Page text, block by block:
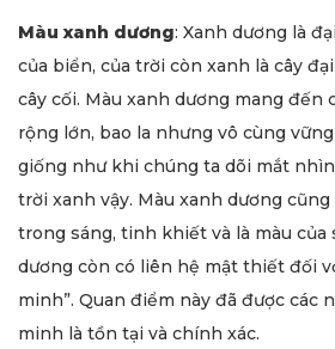
Màu xanh dương: Xanh dương là
của biển, của trời còn xanh là cây
cây cối. Màu xanh dương mang đến
rộng lớn, bao la nhưng vô cùng
giống như khi chúng ta dõi mắt
trời xanh vậy. Màu xanh dương
trong sáng, tinh khiết và là màu của
dương còn có liên hệ mật thiết đối
minh”. Quan điểm này đã được các
minh là tồn tại và chính xác.